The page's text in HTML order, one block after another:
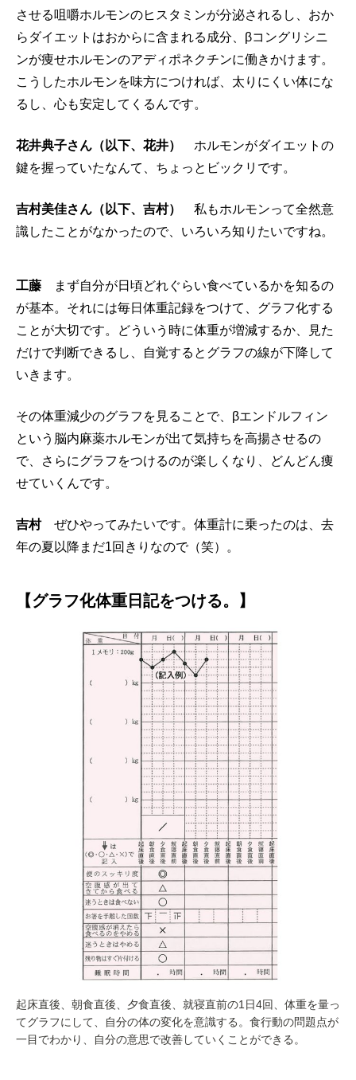
させる咀嚼ホルモンのヒスタミンが分泌されるし、おか
らダイエットはおからに含まれる成分、βコングリシニ
ンが痩せホルモンのアディポネクチンに働きかけます。
こうしたホルモンを味方につければ、太りにくい体にな
るし、心も安定してくるんです。
花井典子さん（以下、花井） ホルモンがダイエットの
鍵を握っていたなんて、ちょっとビックリです。
吉村美佳さん（以下、吉村） 私もホルモンって全然意
識したことがなかったので、いろいろ知りたいですね。
工藤
まず自分が日頃どれぐらい食べているかを知るの
が基本。それには毎日体重記録をつけて、グラフ化する
ことが大切です。どういう時に体重が増減するか、見た
だけで判断できるし、自覚するとグラフの線が下降して
いきます。
その体重減少のグラフを見ることで、βエンドルフィン
という脳内麻薬ホルモンが出て気持ちを高揚させるの
で、さらにグラフをつけるのが楽しくなり、どんどん痩
せていくんです。
吉村 ぜひやってみたいです。体重計に乗ったのは、去
年の夏以降まだ1回きりなので（笑）。
【グラフ化体重日記をつける。】
起床直後、朝食直後、夕食直後、就寝直前の1日4回、体重を量っ
てグラフにして、自分の体の変化を意識する。食行動の問題点が
一目でわかり、自分の意思で改善していくことができる。